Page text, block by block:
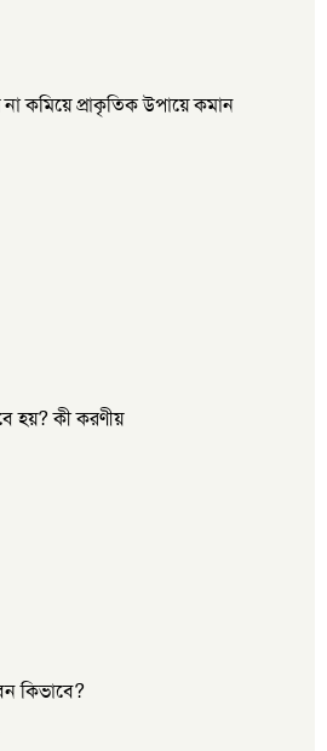
কমিয়ে প্রাকৃতিক উপায়ে কমান
হয়? কী করণীয়
কিভাবে?